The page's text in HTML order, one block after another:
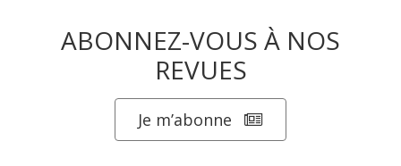
ABONNEZ-VOUS À NOS
REVUES
Je m’abonne